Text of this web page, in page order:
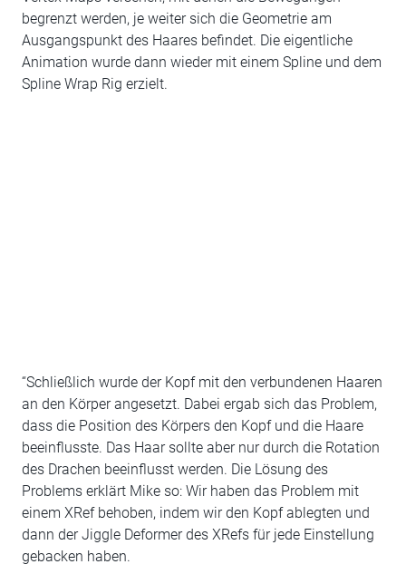
begrenzt werden, je weiter sich die Geometrie am
Ausgangspunkt des Haares befindet. Die eigentliche
Animation wurde dann wieder mit einem Spline und dem
Spline Wrap Rig erzielt.
“Schließlich wurde der Kopf mit den verbundenen Haaren
an den Körper angesetzt. Dabei ergab sich das Problem,
dass die Position des Körpers den Kopf und die Haare
beeinflusste. Das Haar sollte aber nur durch die Rotation
des Drachen beeinflusst werden. Die Lösung des
Problems erklärt Mike so: Wir haben das Problem mit
einem XRef behoben, indem wir den Kopf ablegten und
dann der Jiggle Deformer des XRefs für jede Einstellung
gebacken haben.